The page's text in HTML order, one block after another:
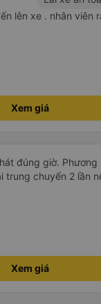
lên xe . nhân viên
Xem giá
đúng giờ. Phương
trung chuyển 2 lần
Xem giá